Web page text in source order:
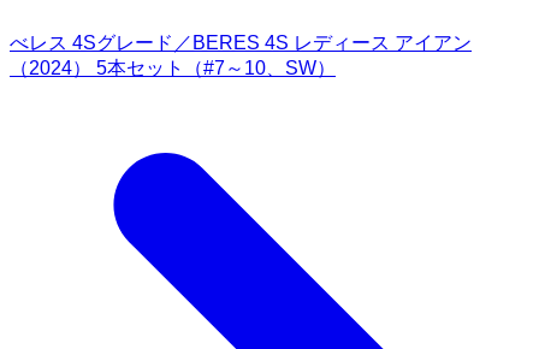
べレス 4Sグレード／BERES 4S レディース アイアン
（2024） 5本セット（#7～10、SW）